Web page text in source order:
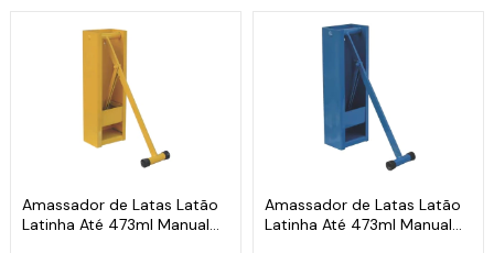
Amassador de Latas Latão
Latinha Até 473ml Manual
Amassador de Latas Latão
Latinha Até 473ml Manual